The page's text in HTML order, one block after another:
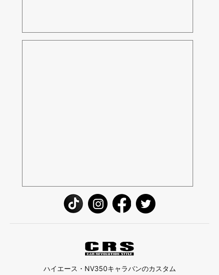
ハイエース・NV350キャラバンのカスタム